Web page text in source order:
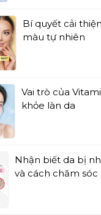
Bí quyết cải
màu tự nhiên
Vai trò của
khỏe làn da
Nhận biết da bị
và cách chăm sóc